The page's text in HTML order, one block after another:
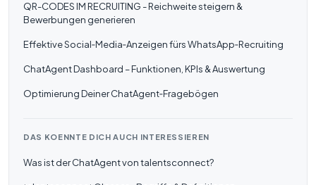
QR-CODES IM RECRUITING - Reichweite steigern &
Bewerbungen generieren
Effektive Social‑Media‑Anzeigen fürs WhatsApp‑Recruiting
ChatAgent Dashboard – Funktionen, KPIs & Auswertung
Optimierung Deiner ChatAgent‑Fragebögen
DAS KOENNTE DICH AUCH INTERESSIEREN
Was ist der ChatAgent von talentsconnect?